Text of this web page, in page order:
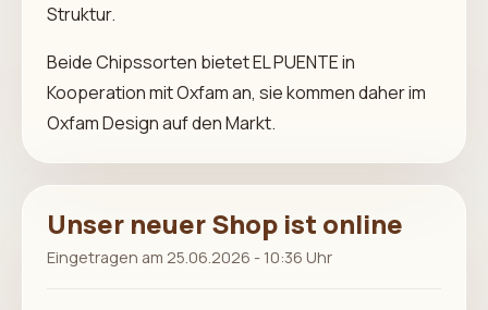
Struktur.
Beide Chipssorten bietet EL PUENTE in
Kooperation mit Oxfam an, sie kommen daher im
Oxfam Design auf den Markt.
Unser neuer Shop ist online
Eingetragen am 25.06.2026 - 10:36 Uhr